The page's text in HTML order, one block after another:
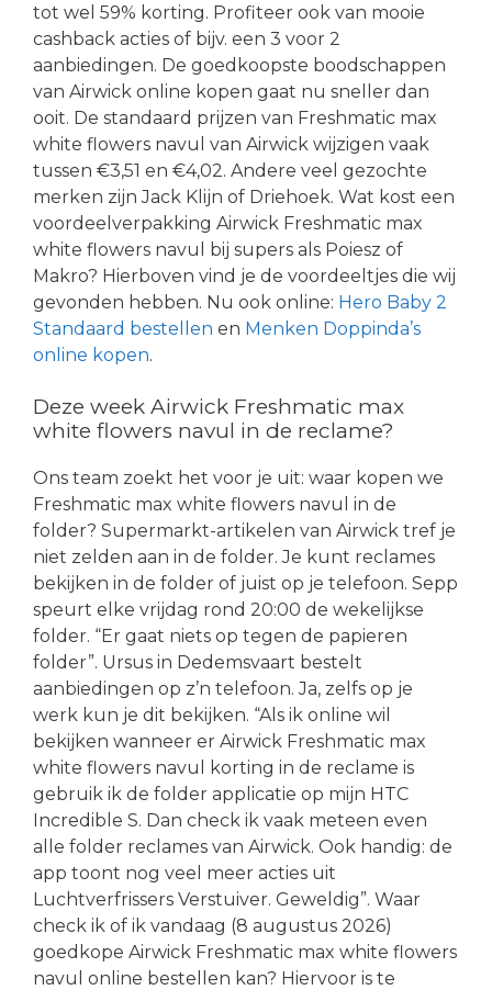
tot wel 59% korting. Profiteer ook van mooie
cashback acties of bijv. een 3 voor 2
aanbiedingen. De goedkoopste boodschappen
van Airwick online kopen gaat nu sneller dan
ooit. De standaard prijzen van Freshmatic max
white flowers navul van Airwick wijzigen vaak
tussen €3,51 en €4,02. Andere veel gezochte
merken zijn Jack Klijn of Driehoek. Wat kost een
voordeelverpakking Airwick Freshmatic max
white flowers navul bij supers als Poiesz of
Makro? Hierboven vind je de voordeeltjes die wij
gevonden hebben. Nu ook online: Hero Baby 2
Standaard bestellen en Menken Doppinda’s
online kopen.
Deze week Airwick Freshmatic max
white flowers navul in de reclame?
Ons team zoekt het voor je uit: waar kopen we
Freshmatic max white flowers navul in de
folder? Supermarkt-artikelen van Airwick tref je
niet zelden aan in de folder. Je kunt reclames
bekijken in de folder of juist op je telefoon. Sepp
speurt elke vrijdag rond 20:00 de wekelijkse
folder. “Er gaat niets op tegen de papieren
folder”. Ursus in Dedemsvaart bestelt
aanbiedingen op z’n telefoon. Ja, zelfs op je
werk kun je dit bekijken. “Als ik online wil
bekijken wanneer er Airwick Freshmatic max
white flowers navul korting in de reclame is
gebruik ik de folder applicatie op mijn HTC
Incredible S. Dan check ik vaak meteen even
alle folder reclames van Airwick. Ook handig: de
app toont nog veel meer acties uit
Luchtverfrissers Verstuiver. Geweldig”. Waar
check ik of ik vandaag (8 augustus 2026)
goedkope Airwick Freshmatic max white flowers
navul online bestellen kan? Hiervoor is te